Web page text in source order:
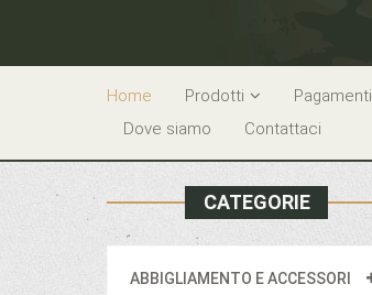
Home Prodotti Pagamenti
Dove siamo
Contattaci
CATEGORIE
ABBIGLIAMENTO E ACCESSORI